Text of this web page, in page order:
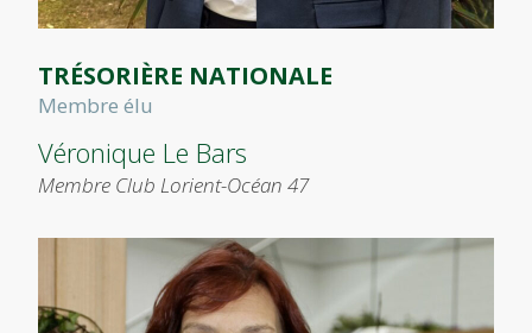
TRÉSORIÈRE NATIONALE
Membre élu
Véronique Le Bars
Membre Club Lorient-Océan 47